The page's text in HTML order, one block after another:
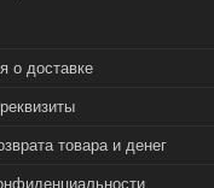
о доставке
товара и денег